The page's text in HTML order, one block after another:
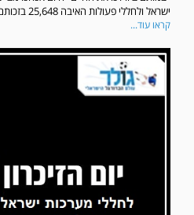
ישראל ולחללי פעולות האיבה 25,648 בזכותם למענם לזכרם....
קראו עוד...